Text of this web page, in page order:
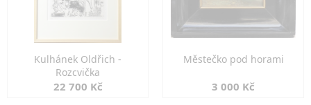
Kulhánek Oldřich -
Rozcvička
22 700 Kč
Městečko pod horami
3 000 Kč